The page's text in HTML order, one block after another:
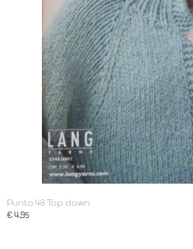
Punto 48 Top down
€ 4,95